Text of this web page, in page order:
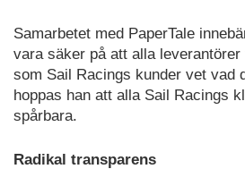
Samarbetet med PaperTale
vara säker på att alla leverantörer
som Sail Racings kunder vet vad
hoppas han att alla Sail Racings
spårbara.
Radikal transparens